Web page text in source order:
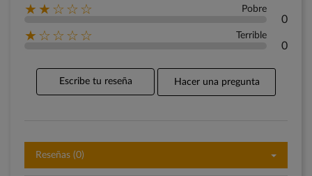
★★☆☆☆ Pobre
0
★☆☆☆☆ Terrible
0
Escribe tu reseña Hacer una pregunta
Reseñas (0)